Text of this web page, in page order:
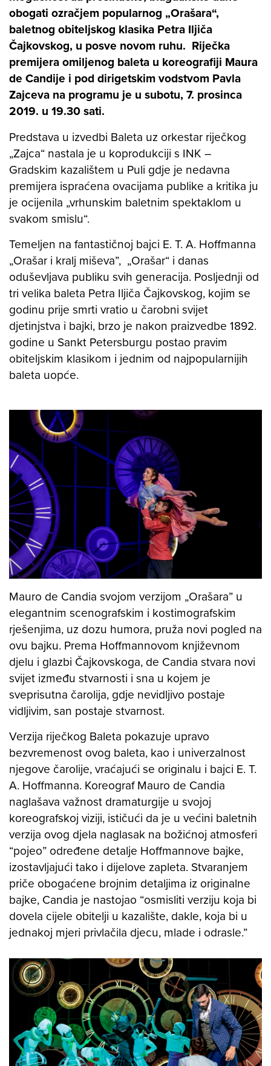
obogati ozračjem popularnog „Orašara“,
baletnog obiteljskog klasika Petra Iljiča
Čajkovskog, u posve novom ruhu. Riječka
premijera omiljenog baleta u koreografiji Maura
de Candije i pod dirigetskim vodstvom Pavla
Zajceva na programu je u subotu, 7. prosinca
2019. u 19.30 sati.
Predstava u izvedbi Baleta uz orkestar riječkog
„Zajca“ nastala je u koprodukciji s INK –
Gradskim kazalištem u Puli gdje je nedavna
premijera ispraćena ovacijama publike a kritika ju
je ocijenila „vrhunskim baletnim spektaklom u
svakom smislu“.
Temeljen na fantastičnoj bajci E. T. A. Hoffmanna
„Orašar i kralj miševa”, „Orašar“ i danas
oduševljava publiku svih generacija. Posljednji od
tri velika baleta Petra Iljiča Čajkovskog, kojim se
godinu prije smrti vratio u čarobni svijet
djetinjstva i bajki, brzo je nakon praizvedbe 1892.
godine u Sankt Petersburgu postao pravim
obiteljskim klasikom i jednim od najpopularnijih
baleta uopće.
Mauro de Candia svojom verzijom „Orašara” u
elegantnim scenografskim i kostimografskim
rješenjima, uz dozu humora, pruža novi pogled na
ovu bajku. Prema Hoffmannovom književnom
djelu i glazbi Čajkovskoga, de Candia stvara novi
svijet između stvarnosti i sna u kojem je
sveprisutna čarolija, gdje nevidljivo postaje
vidljivim, san postaje stvarnost.
Verzija riječkog Baleta pokazuje upravo
bezvremenost ovog baleta, kao i univerzalnost
njegove čarolije, vraćajući se originalu i bajci E. T.
A. Hoffmanna. Koreograf Mauro de Candia
naglašava važnost dramaturgije u svojoj
koreografskoj viziji, ističući da je u većini baletnih
verzija ovog djela naglasak na božićnoj atmosferi
“pojeo” određene detalje Hoffmannove bajke,
izostavljajući tako i dijelove zapleta. Stvaranjem
priče obogaćene brojnim detaljima iz originalne
bajke, Candia je nastojao “osmisliti verziju koja bi
dovela cijele obitelji u kazalište, dakle, koja bi u
jednakoj mjeri privlačila djecu, mlade i odrasle.”